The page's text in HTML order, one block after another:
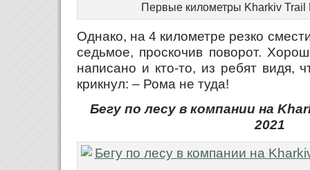
Первые километры Kharkiv Trail
Однако, на 4 километре резко
седьмое, проскочив поворот.
написано и кто-то, из ребят видя,
крикнул: – Рома не туда!
Бегу по лесу в компании на
2021